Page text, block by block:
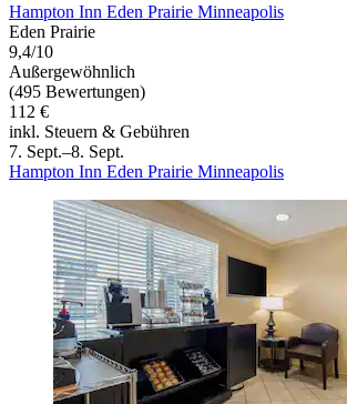
Hampton Inn Eden Prairie Minneapolis
Eden Prairie
9,4/10
Außergewöhnlich
(495 Bewertungen)
112 €
inkl. Steuern & Gebühren
7. Sept.–8. Sept.
Hampton Inn Eden Prairie Minneapolis